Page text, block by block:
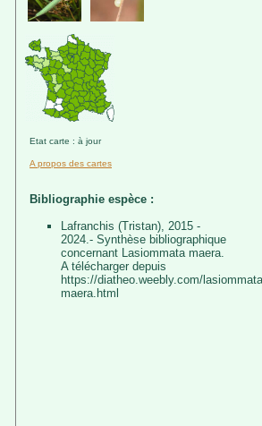
Etat carte : à jour
A propos des cartes
Bibliographie espèce :
Lafranchis (Tristan), 2015 -
2024.- Synthèse bibliographique
concernant Lasiommata maera.
A télécharger depuis
https://diatheo.weebly.com/
maera.html